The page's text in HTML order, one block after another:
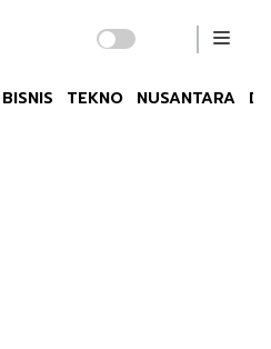
BISNIS TEKNO NUSANTARA